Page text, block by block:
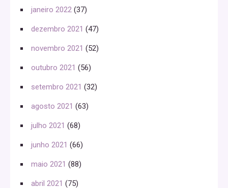
janeiro 2022 (37)
dezembro 2021 (47)
novembro 2021 (52)
outubro 2021 (56)
setembro 2021 (32)
agosto 2021 (63)
julho 2021 (68)
junho 2021 (66)
maio 2021 (88)
abril 2021 (75)